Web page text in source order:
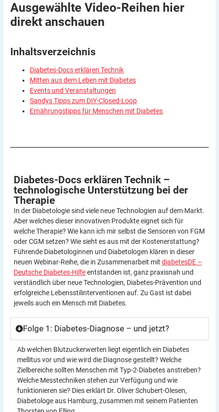
Ausgewählte Video-Reihen hier
direkt anschauen
Inhaltsverzeichnis
Diabetes-Docs erklären Technik
Mitten aus dem Leben mit Diabetes
Events und Veranstaltungen
Sandys Tipps zum DIY-Closed-Loop
Ernährungstipps für Menschen mit Diabetes
Diabetes-Docs erklären Technik –
technologische Unterstützung bei der
Therapie
In der Diabetologie sind viele neue Technologien auf dem Markt.
Aber welches dieser innovativen Produkte eignet sich für
welche Therapie? Wie kann ich mir selbst die Sensoren von FGM
oder CGM setzen? Wie sieht es aus mit der Kostenerstattung?
Führende Diabetologinnen und Diabetologen klären in dieser
neuen Webinar-Reihe, die in Zusammenarbeit mit diabetesDE –
Deutsche Diabetes-Hilfeentstanden ist, ganz praxisnah und
verständlich über neue Technologien, Diabetes-Prävention und
erfolgreiche Lebensstilinterventionen auf. Zu Gast ist dabei
jeweils auch ein Mensch mit Diabetes.
Folge 1: Diabetes-Diagnose – und jetzt?
Ab welchen Blutzuckerwerten liegt eigentlich ein Diabetes
mellitus vor und wie wird die Diagnose gestellt? Welche
Zielbereiche sollten Menschen mit Typ-2-Diabetes anstreben?
Welche Messtechniken stehen zur Verfügung und wie
funktionieren sie? Dies erklärt Dr. Oliver Schubert-Olesen,
Diabetologe aus Hamburg, zusammen mit seinem Patienten